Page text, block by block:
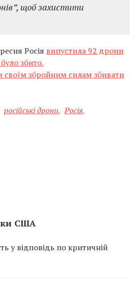
щоб захистити
Росія випустила 92 дрони
збито.
своїм збройним силам збивати
російські дрони, Росія,
США
у відповідь по критичній